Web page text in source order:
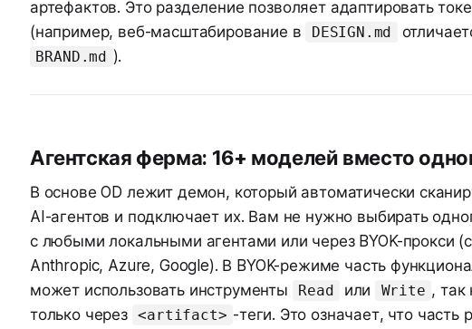
артефактов. Это разделение позволяет адаптировать
(например, веб-масштабирование в
DESIGN.md
BRAND.md ).
Агентская ферма: 16+ моделей вместо
В основе OD лежит демон, который автоматически
AI-агентов и подключает их. Вам не нужно выбирать
с любыми локальными агентами или через BYOK-прокси
Anthropic, Azure, Google). В BYOK-режиме часть
может использовать инструменты
Read или Write , так
только через <artifact> -теги. Это означает, что